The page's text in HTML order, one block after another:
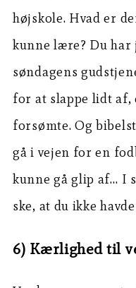
højskole. Hvad er
kunne lære? Du
søndagens
for at slappe lidt
forsømte. Og
gå i vejen for en
kunne gå glip af… I
ske, at du ikke
6) Kærlighed til